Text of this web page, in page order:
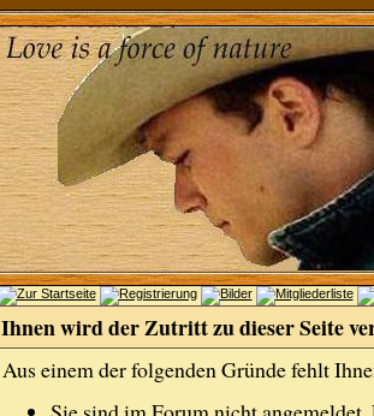
Ihnen wird der Zutritt zu dieser Seite
Aus einem der folgenden Gründe fehlt